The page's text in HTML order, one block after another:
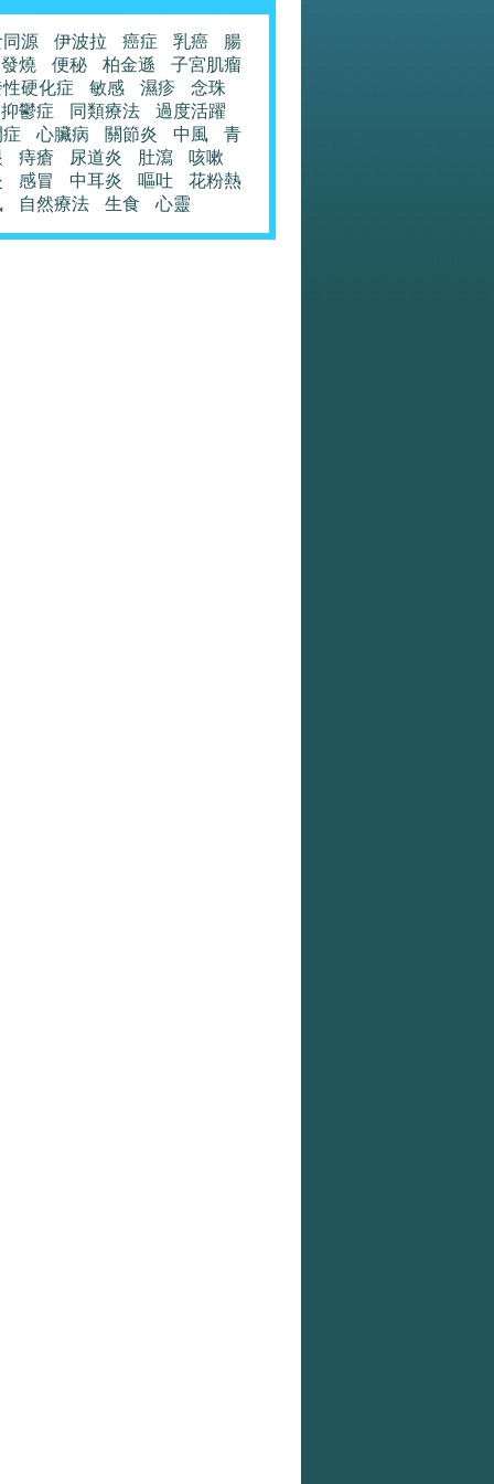
源 伊波拉 癌症 乳癌
腸
發燒
便秘 柏金遜
子宮肌瘤
硬化症
敏感 濕疹
念珠
抑鬱症
同類療法
過度活躍
心臟病 關節炎 中風
青
痔瘡 尿道炎 肚瀉
咳嗽
感冒 中耳炎 嘔吐
花粉熱
自然療法 生食 心靈